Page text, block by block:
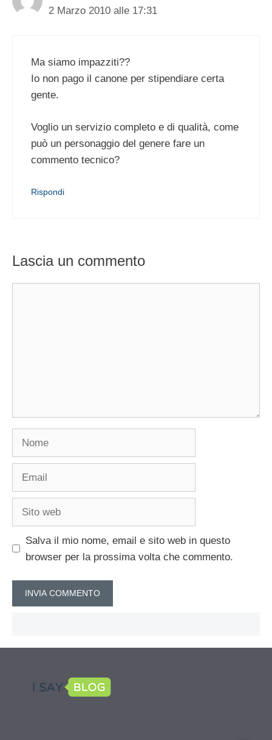
2 Marzo 2010 alle 17:31
Ma siamo impazziti??
Io non pago il canone per stipendiare certa
gente.
Voglio un servizio completo e di qualità, come
può un personaggio del genere fare un
commento tecnico?
Rispondi
Lascia un commento
Salva il mio nome, email e sito web in questo
browser per la prossima volta che commento.